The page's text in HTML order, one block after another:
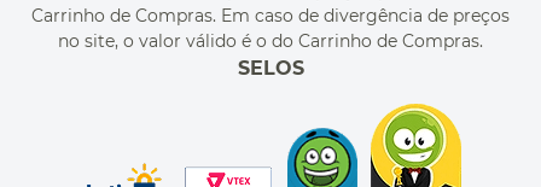
Carrinho de Compras. Em caso de divergência de preços
no site, o valor válido é o do Carrinho de Compras.
SELOS